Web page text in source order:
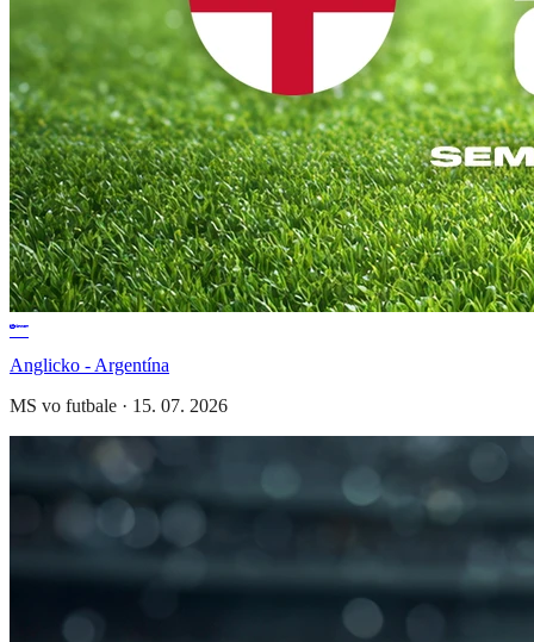
Anglicko - Argentína
MS vo futbale · 15. 07. 2026